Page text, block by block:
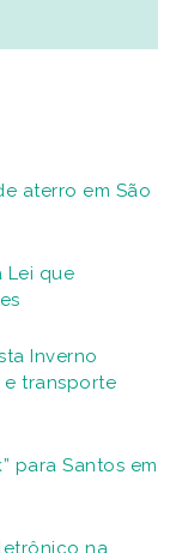
aterro em São
Lei que
Inverno
e transporte
para Santos em
na